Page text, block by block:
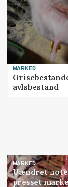
MARKED
avlsbestand
MARKED
Uændret
presset